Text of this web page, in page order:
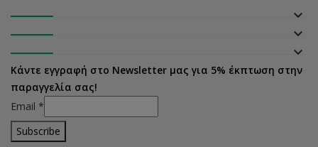
keyboard_arrow_down
keyboard_arrow_down
keyboard_arrow_down
Κάντε εγγραφή στο Newsletter μας για 5% έκπτωση στην
παραγγελία σας!
Email *